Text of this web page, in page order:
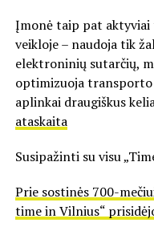
Įmonė taip pat aktyviai
veikloje – naudoja tik
elektroninių sutarčių,
optimizuoja
aplinkai draugiškus
ataskaita
Susipažinti su visu
Prie sostinės 700-
time in Vilnius“